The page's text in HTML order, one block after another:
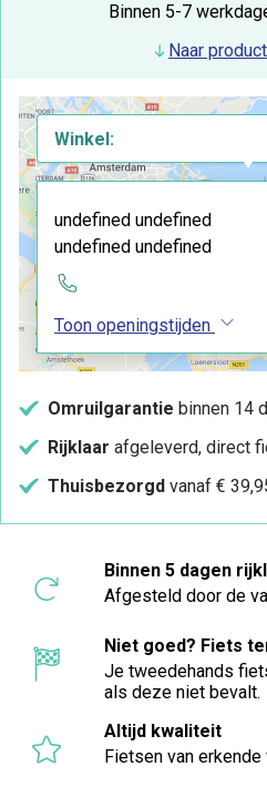
Binnen 5-7
Naar
Winkel:
undefined undefined
undefined undefined
Toon openingstijden
Omruilgarantie binnen 14
Rijklaar afgeleverd, direct
Thuisbezorgd vanaf €
Binnen 5 dagen
Afgesteld door de
Niet goed? Fiets
Je tweedehands
als deze niet bevalt.
Altijd kwaliteit
Fietsen van